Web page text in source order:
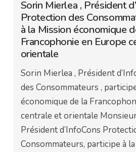
Sorin Mierlea , Président
Protection des
à la Mission économique
Francophonie en Europe
orientale
Sorin Mierlea , Président
des Consommateurs ,
économique de la
centrale et orientale
Président d’InfoCons
Consommateurs, participe à